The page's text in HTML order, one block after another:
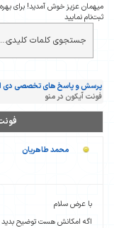
میهمان عزیز خوش آمدید! برای
ثبت‌نام نمایید
پرسش و پاسخ های تخصصی دی
فونت آیکون در منو
محمد طاهریان
با عرض سلام
اگه امکانش هست توضیح بدید